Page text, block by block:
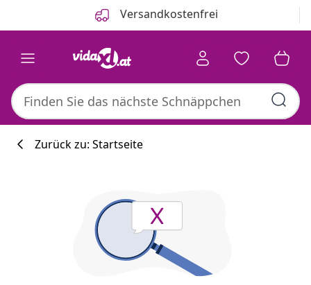
Versandkostenfrei
#sharemevidaxl
Zurück zu: Startseite